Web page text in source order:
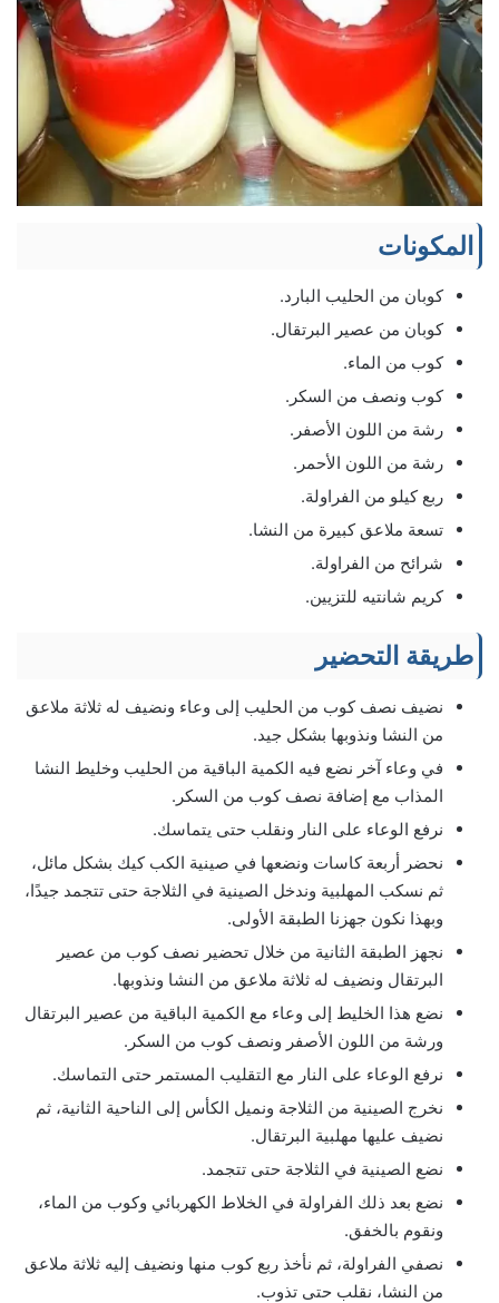
المكونات
كوبان من الحليب البارد.
كوبان من عصير البرتقال.
كوب من الماء.
كوب ونصف من السكر.
رشة من اللون الأصفر.
رشة من اللون الأحمر.
ربع كيلو من الفراولة.
تسعة ملاعق كبيرة من النشا.
شرائح من الفراولة.
كريم شانتيه للتزيين.
طريقة التحضير
نضيف نصف كوب من الحليب إلى وعاء ونضيف له ثلاثة ملاعق
من النشا ونذوبها بشكل جيد.
في وعاء آخر نضع فيه الكمية الباقية من الحليب وخليط النشا
المذاب مع إضافة نصف كوب من السكر.
نرفع الوعاء على النار ونقلب حتى يتماسك.
نحضر أربعة كاسات ونضعها في صينية الكب كيك بشكل مائل،
ثم نسكب المهلبية وندخل الصينية في الثلاجة حتى تتجمد جيدًا،
وبهذا نكون جهزنا الطبقة الأولى.
نجهز الطبقة الثانية من خلال تحضير نصف كوب من عصير
البرتقال ونضيف له ثلاثة ملاعق من النشا ونذوبها.
نضع هذا الخليط إلى وعاء مع الكمية الباقية من عصير البرتقال
ورشة من اللون الأصفر ونصف كوب من السكر.
نرفع الوعاء على النار مع التقليب المستمر حتى التماسك.
نخرج الصينية من الثلاجة ونميل الكأس إلى الناحية الثانية، ثم
نضيف عليها مهلبية البرتقال.
نضع الصينية في الثلاجة حتى تتجمد.
نضع بعد ذلك الفراولة في الخلاط الكهربائي وكوب من الماء،
ونقوم بالخفق.
نصفي الفراولة، ثم نأخذ ربع كوب منها ونضيف إليه ثلاثة ملاعق
من النشا، نقلب حتى تذوب.